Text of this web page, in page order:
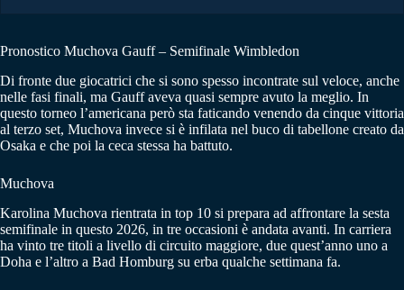
Pronostico Muchova Gauff – Semifinale Wimbledon
Di fronte due giocatrici che si sono spesso incontrate sul veloce, anche
nelle fasi finali, ma Gauff aveva quasi sempre avuto la meglio. In
questo torneo l’americana però sta faticando venendo da cinque vittoria
al terzo set, Muchova invece si è infilata nel buco di tabellone creato da
Osaka e che poi la ceca stessa ha battuto.
Muchova
Karolina Muchova rientrata in top 10 si prepara ad affrontare la sesta
semifinale in questo 2026, in tre occasioni è andata avanti. In carriera
ha vinto tre titoli a livello di circuito maggiore, due quest’anno uno a
Doha e l’altro a Bad Homburg su erba qualche settimana fa.